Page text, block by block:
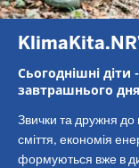
Сьогоднішні діти
завтрашнього
Звички та дружня до
сміття, економія
формуються вже в